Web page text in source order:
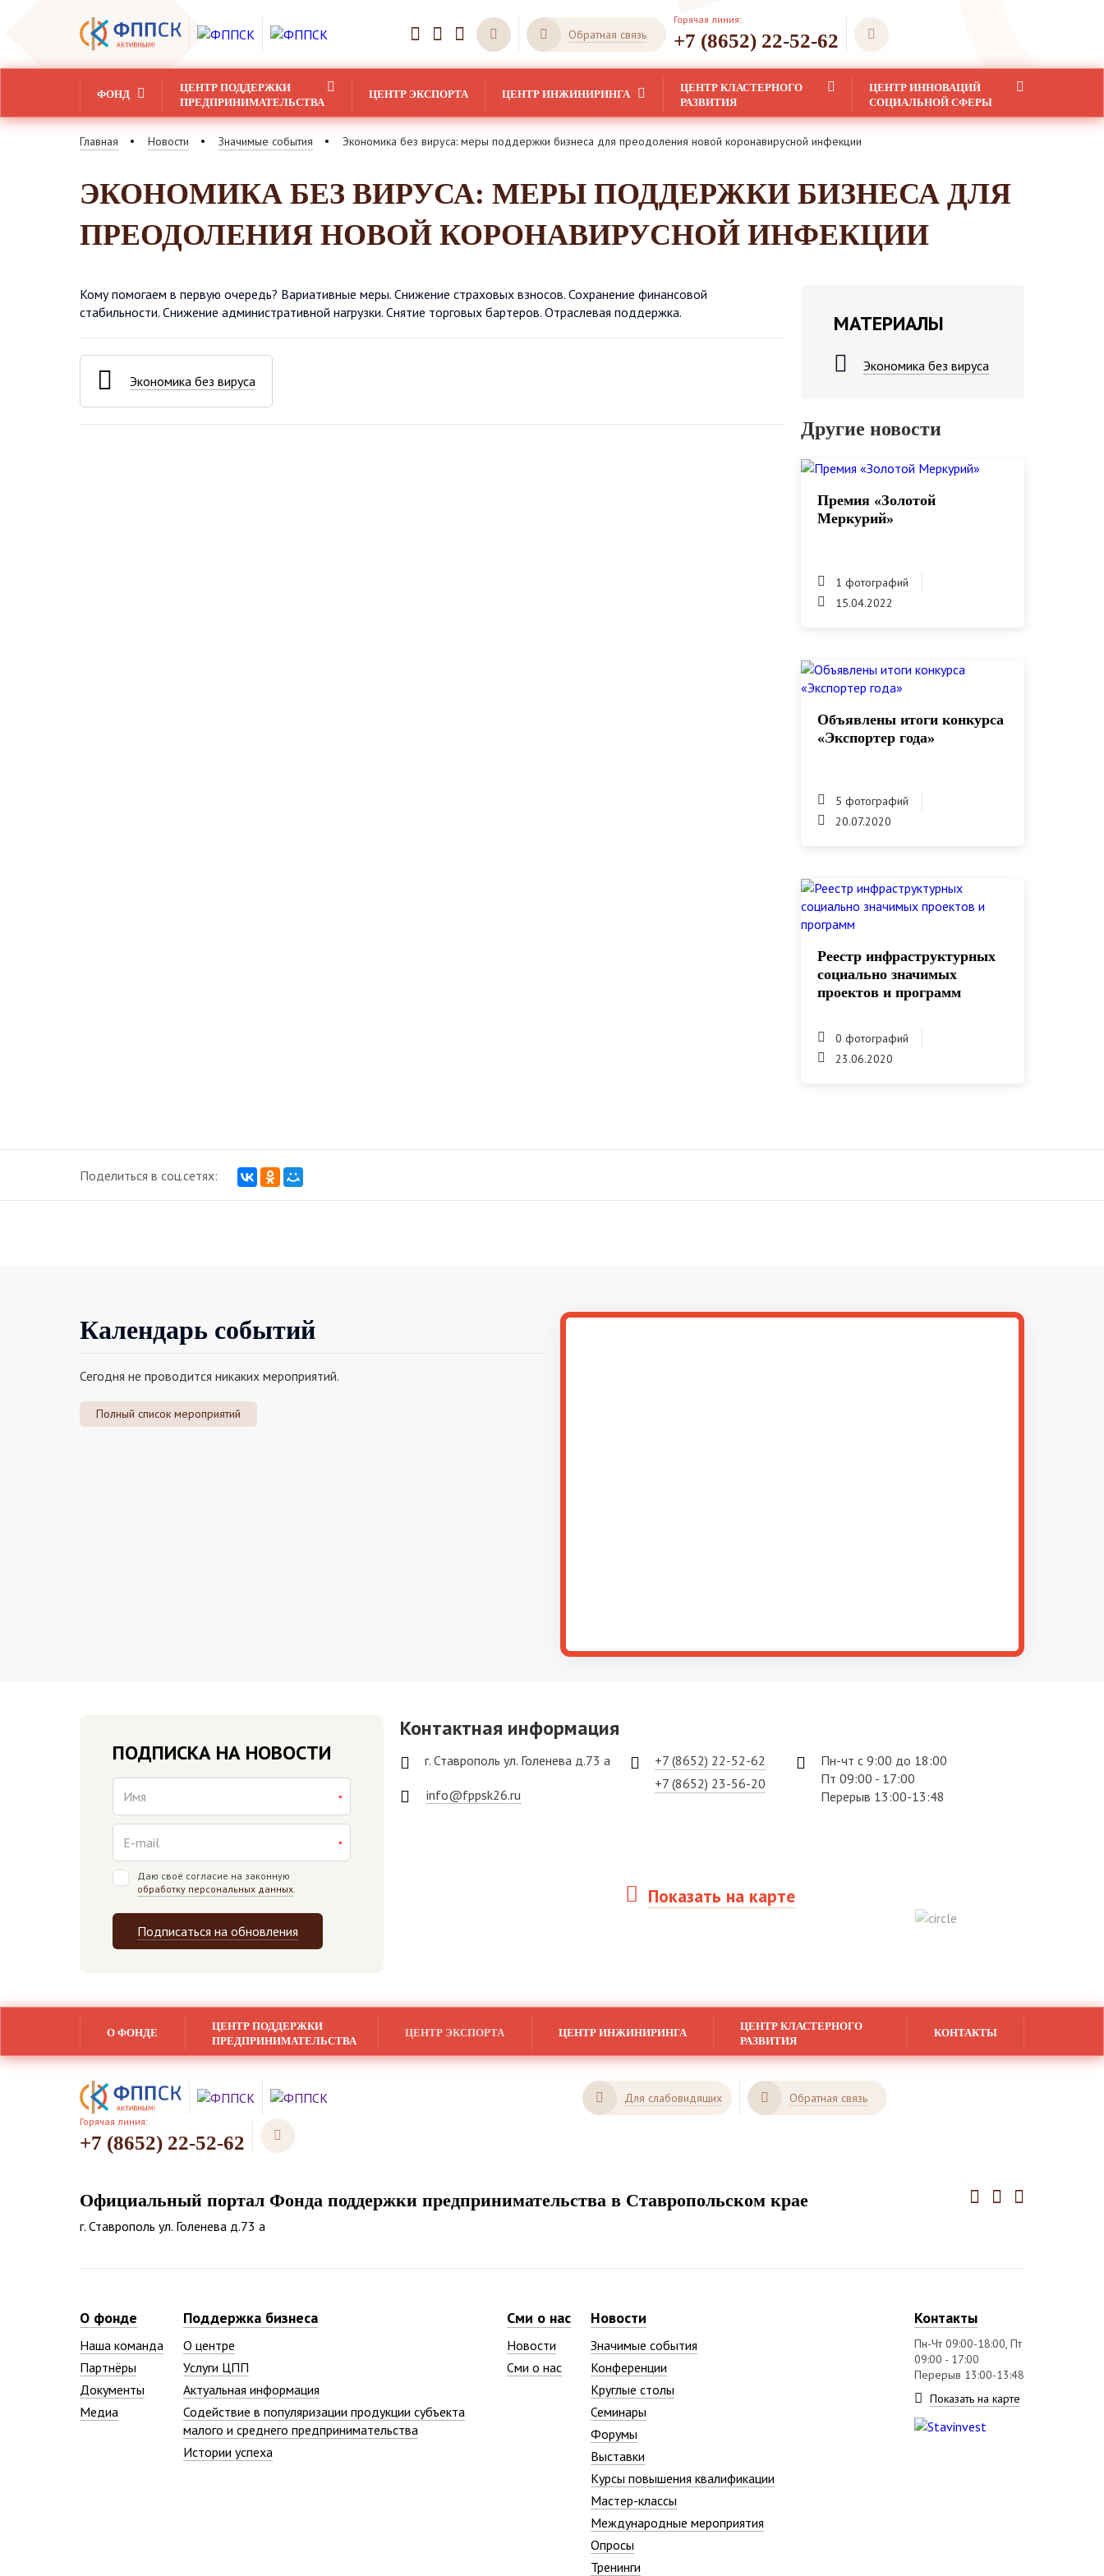
Обратная связь
Горячая линия:
+7 (8652) 22-52-62
ФОНД
ЦЕНТР ПОДДЕРЖКИ
ПРЕДПРИНИМАТЕЛЬСТВА
ЦЕНТР ЭКСПОРТА ЦЕНТР ИНЖИНИРИНГА
ЦЕНТР КЛАСТЕРНОГО
РАЗВИТИЯ
ЦЕНТР ИННОВАЦИЙ
СОЦИАЛЬНОЙ СФЕРЫ
Главная Новости Значимые события Экономика без вируса: меры поддержки бизнеса для преодоления новой коронавирусной инфекции
ЭКОНОМИКА БЕЗ ВИРУСА: МЕРЫ ПОДДЕРЖКИ БИЗНЕСА ДЛЯ
ПРЕОДОЛЕНИЯ НОВОЙ КОРОНАВИРУСНОЙ ИНФЕКЦИИ
Кому помогаем в первую очередь? Вариативные меры. Снижение страховых взносов. Сохранение финансовой
стабильности. Снижение административной нагрузки. Снятие торговых бартеров. Отраслевая поддержка.
Экономика без вируса
МАТЕРИАЛЫ
Экономика без вируса
Другие новости
Премия «Золотой
Меркурий»
1 фотографий
15.04.2022
Объявлены итоги конкурса
«Экспортер года»
5 фотографий
20.07.2020
Реестр инфраструктурных
социально значимых
проектов и программ
0 фотографий
23.06.2020
Поделиться в соц.сетях:
Календарь событий
Сегодня не проводится никаких мероприятий.
Полный список мероприятий
ПОДПИСКА НА НОВОСТИ
Даю своё согласие на законную
обработку персональных данных
Подписаться на обновления
Контактная информация
г. Ставрополь ул. Голенева д.73 а
info@fppsk26.ru
+7 (8652) 22-52-62
+7 (8652) 23-56-20
Пн-чт с 9:00 до 18:00
Пт 09:00 - 17:00
Перерыв 13:00-13:48
Показать на карте
О ФОНДЕ
ЦЕНТР ПОДДЕРЖКИ
ПРЕДПРИНИМАТЕЛЬСТВА
ЦЕНТР ЭКСПОРТА ЦЕНТР ИНЖИНИРИНГА
ЦЕНТР КЛАСТЕРНОГО
РАЗВИТИЯ
КОНТАКТЫ
Для слабовидящих Обратная связь
Горячая линия:
+7 (8652) 22-52-62
Официальный портал Фонда поддержки предпринимательства в Ставропольском крае
г. Ставрополь ул. Голенева д.73 а
О фонде
Наша команда
Партнёры
Документы
Медиа
Поддержка бизнеса
О центре
Услуги ЦПП
Актуальная информация
Содействие в популяризации продукции субъекта
малого и среднего предпринимательства
Истории успеха
Сми о нас
Новости
Сми о нас
Новости
Значимые события
Конференции
Круглые столы
Семинары
Форумы
Выставки
Курсы повышения квалификации
Мастер-классы
Международные мероприятия
Опросы
Тренинги
Контакты
Пн-Чт 09:00-18:00, Пт
09:00 - 17:00
Перерыв 13:00-13:48
Показать на карте